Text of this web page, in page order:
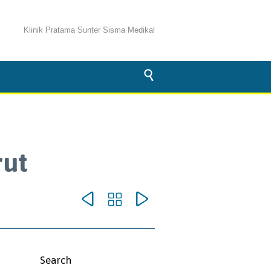
Klinik Pratama Sunter Sisma Medikal

  
Search